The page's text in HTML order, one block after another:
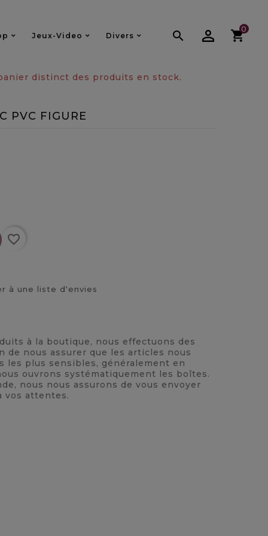
0

Jeux-Video Divers
distinct des produits en stock.
PVC FIGURE
favorite_border
à une liste d'envies
à la boutique, nous effectuons des
de nous assurer que les articles nous
plus sensibles, généralement en
ouvrons systématiquement les boîtes.
nous nous assurons de vous envoyer
vos attentes.